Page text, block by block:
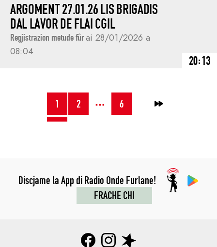
ARGOMENT 27.01.26 LIS BRIGADIS
DAL LAVOR DE FLAI CGIL
Regjistrazion metude fûrai 28/01/2026 a
08:04
20:13
NAVIGAZION
1 2 … 6 →
Discjame la App di Radio Onde Furlane!
FRACHE CHI